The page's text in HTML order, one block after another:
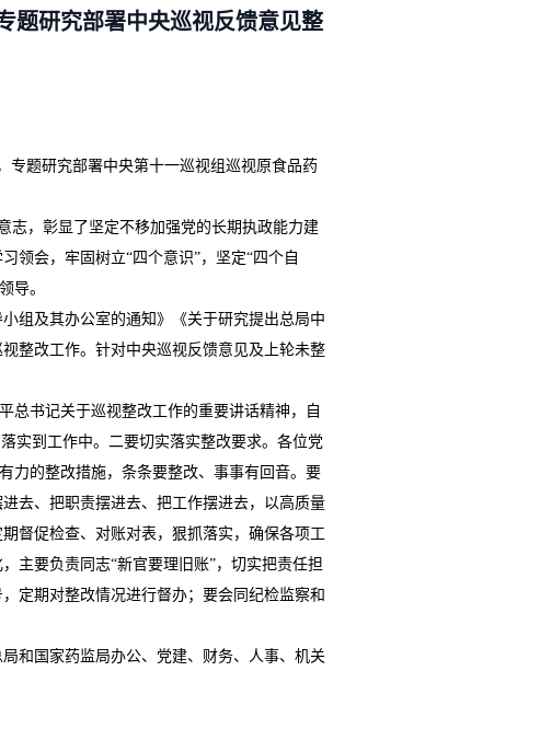
题研究部署中央巡视反馈意见整
专题研究部署中央第十一巡视组巡视原食品药
，彰显了坚定不移加强党的长期执政能力建
领会，牢固树立“四个意识”，坚定“四个自
导。
组及其办公室的通知》《关于研究提出总局中
整改工作。针对中央巡视反馈意见及上轮未整
书记关于巡视整改工作的重要讲话精神，自
实到工作中。二要切实落实整改要求。各位党
力的整改措施，条条要整改、事事有回音。要
去、把职责摆进去、把工作摆进去，以高质量
督促检查、对账对表，狠抓落实，确保各项工
主要负责同志“新官要理旧账”，切实把责任担
定期对整改情况进行督办；要会同纪检监察和
和国家药监局办公、党建、财务、人事、机关